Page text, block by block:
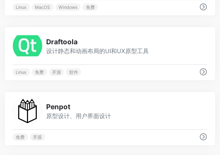
Linux MacOS Windows 免费
Draftoola
设计静态和动画布局的UI和UX原型工具
Linux 免费 开源 软件
Penpot
原型设计、用户界面设计
免费 开源